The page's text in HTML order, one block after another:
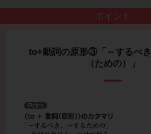
ポイント
to+動詞の原形③「～するべ
（ための）」